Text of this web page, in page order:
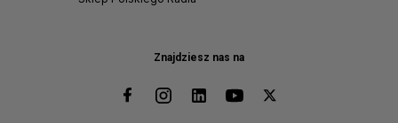
Znajdziesz nas na